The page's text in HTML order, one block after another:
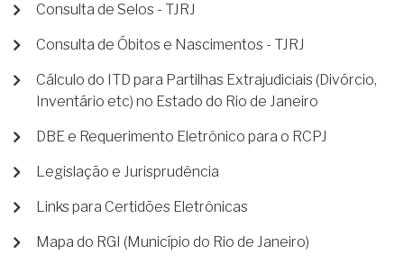
Consulta de Selos - TJRJ
Consulta de Óbitos e Nascimentos - TJRJ
Cálculo do ITD para Partilhas Extrajudiciais (Divórcio,
Inventário etc) no Estado do Rio de Janeiro
DBE e Requerimento Eletrônico para o RCPJ
Legislação e Jurisprudência
Links para Certidões Eletrônicas
Mapa do RGI (Município do Rio de Janeiro)